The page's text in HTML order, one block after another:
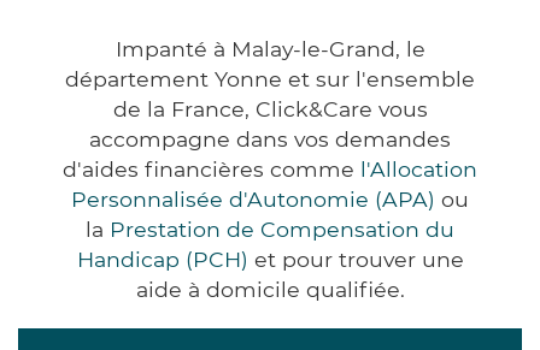
Impanté à Malay-le-Grand, le
département Yonne et sur l'ensemble
de la France, Click&Care vous
accompagne dans vos demandes
d'aides financières comme l'Allocation
Personnalisée d'Autonomie (APA) ou
la Prestation de Compensation du
Handicap (PCH) et pour trouver une
aide à domicile qualifiée.